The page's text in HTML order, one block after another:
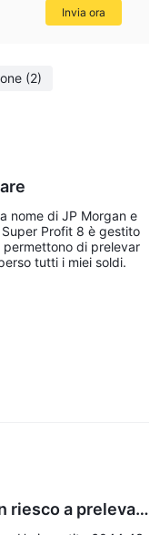
(2)
nome di JP Morgan e
Profit 8 è gestito
permettono di prelevar
tutti i miei soldi.
riesco a prelevar
Invia ora